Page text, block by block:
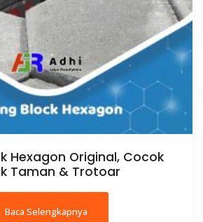
Hexagon Original, Cocok
Taman & Trotoar
Baca Selengkapnya